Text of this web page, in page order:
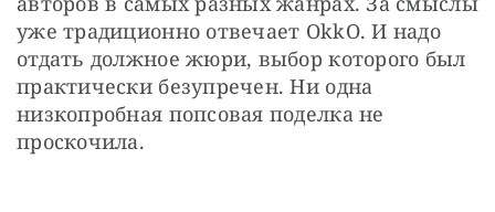
уже традиционно отвечает OkkO. И надо
отдать должное жюри, выбор которого был
практически безупречен. Ни одна
низкопробная попсовая поделка не
проскочила.